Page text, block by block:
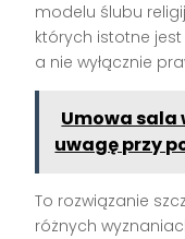
modelu ślubu
których istotne
a nie wyłącznie
Umowa sala
uwagę przy
To rozwiązanie
różnych